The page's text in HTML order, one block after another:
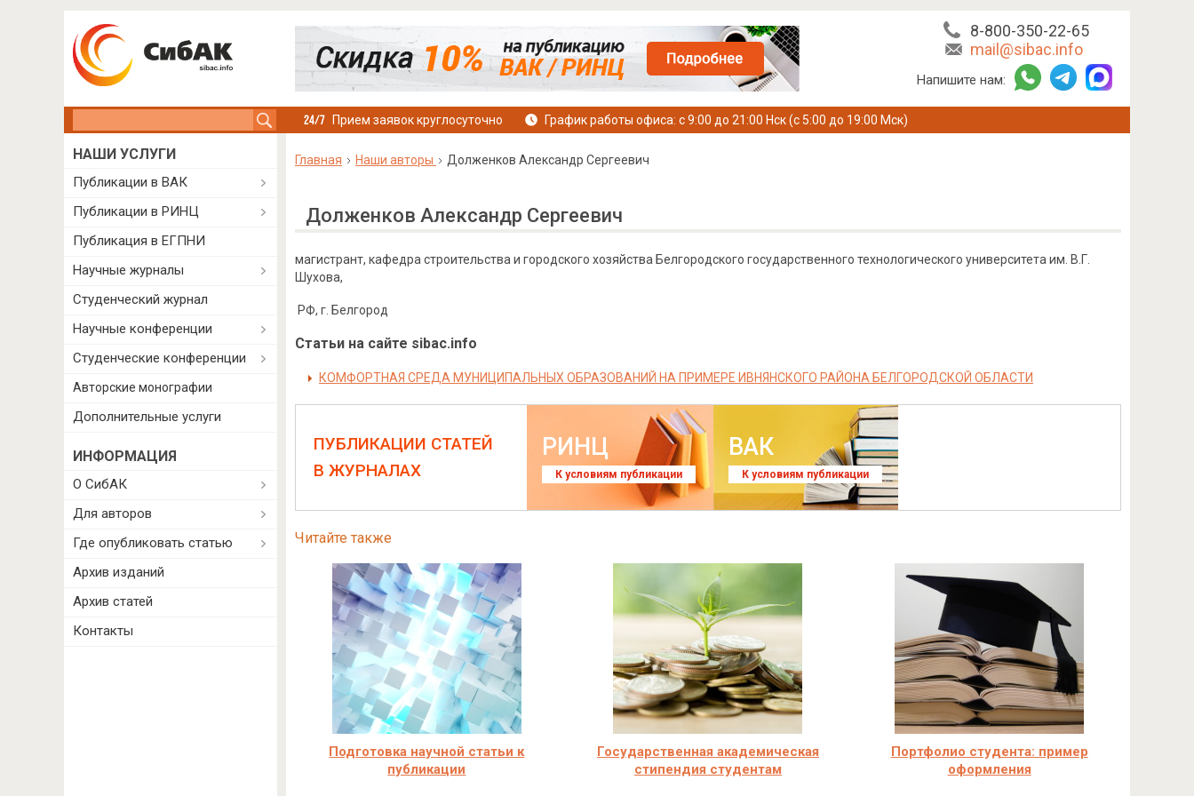
8-800-350-22-65
mail@sibac.info
Напишите нам:
Прием заявок круглосуточно График работы офиса: с 9:00 до 21:00 Нск (с 5:00 до 19:00 Мск)
Главная Наши авторы Долженков Александр Сергеевич
Долженков Александр Сергеевич
магистрант, кафедра строительства и городского хозяйства Белгородского государственного технологического университета им. В.Г.
Шухова,
РФ, г. Белгород
Статьи на сайте sibac.info
КОМФОРТНАЯ СРЕДА МУНИЦИПАЛЬНЫХ ОБРАЗОВАНИЙ НА ПРИМЕРЕ ИВНЯНСКОГО РАЙОНА БЕЛГОРОДСКОЙ ОБЛАСТИ
ПУБЛИКАЦИИ СТАТЕЙ
В ЖУРНАЛАХ
РИНЦ
К условиям публикации
ВАК
К условиям публикации
Читайте также
Подготовка научной статьи к
публикации
Государственная академическая
стипендия студентам
Портфолио студента: пример
оформления
НАШИ УСЛУГИ
Публикации в ВАК
Публикации в РИНЦ
Публикация в ЕГПНИ
Научные журналы
Студенческий журнал
Научные конференции
Студенческие конференции
Авторские монографии
Дополнительные услуги
ИНФОРМАЦИЯ
О СибАК
Для авторов
Где опубликовать статью
Архив изданий
Архив статей
Контакты